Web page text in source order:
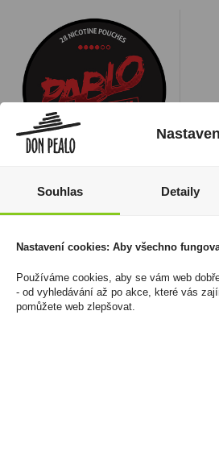
Pablo Mini Ice Cold
8mg/sáček
Cena za:1 ks
Souhlas Detaily
Nastavení cookies: Aby všechno
Používáme cookies, aby se vám web
- od vyhledávání až po akce, které vás
pomůžete web zlepšovat.